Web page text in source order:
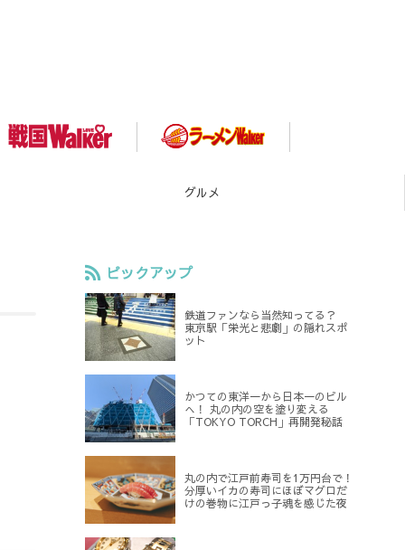
グルメ
ピックアップ
鉄道ファンなら当然知ってる？
東京駅「栄光と悲劇」の隠れスポ
ット
かつての東洋一から日本一のビル
へ！ 丸の内の空を塗り変える
「TOKYO TORCH」再開発秘話
丸の内で江戸前寿司を1万円台で！
分厚いイカの寿司にほぼマグロだ
けの巻物に江戸っ子魂を感じた夜